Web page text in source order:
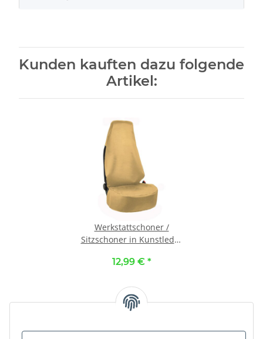
Kunden kauften dazu folgende
Artikel:
Werkstattschoner /
Sitzschoner in Kunstleder
12,99 € *